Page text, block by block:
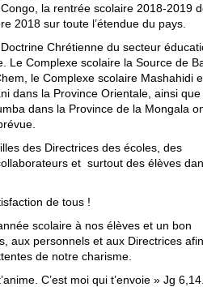
la rentrée scolaire 2018-2019
2018 sur toute l’étendue du pays.
Chrétienne du secteur
Le Complexe scolaire la Source de
le Complexe scolaire Mashahidi
dans la Province Orientale, ainsi que
dans la Province de la Mongala
des Directrices des écoles, des
et surtout des élèves
de tous !
scolaire à nos élèves et un bon
aux personnels et aux Directrices
de notre charisme.
C’est moi qui t’envoie » Jg